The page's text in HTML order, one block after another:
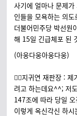
사기에 얼마나 문제
인들을 모욕하는 의
더불어민주당 박선원
해 15일 긴급체포 된
(아웅다웅아웅다웅)
🧑‍⚖️지귀연 재판장 :
려고 하는데요^^; 저
147조에 따라 당일
이렇게 옥신각신 하